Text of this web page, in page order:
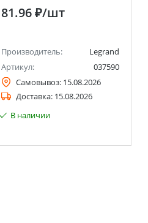
81.96 ₽/шт
Производитель:
Legrand
Артикул:
037590
Самовывоз: 15.08.2026
Доставка: 15.08.2026
В наличии